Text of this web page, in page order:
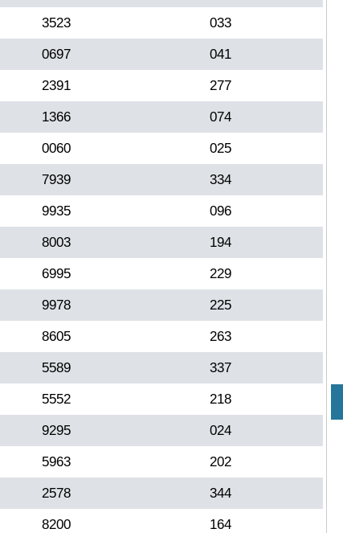
3523 033
0697 041
2391 277
1366 074
0060 025
7939 334
9935 096
8003 194
6995 229
9978 225
8605 263
5589 337
5552 218
9295 024
5963 202
2578 344
8200 164